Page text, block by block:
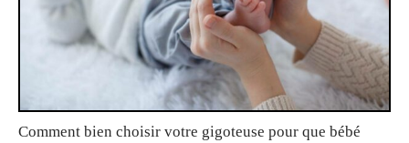
Comment bien choisir votre gigoteuse pour que bébé